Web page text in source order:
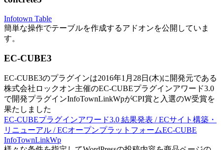
Infotown Table
簡単な操作でテーブルを作成するアドオンを公開していま
す。
EC-CUBE3
EC-CUBE3のプラグインは2016年1月28日(木)に開発元である
株式会社ロックオン主催のEC-CUBEプラグインアワード3.0
で開発プラグインInfoTownLinkWpがCPI賞と入選のW受賞を
果たしました
EC-CUBEプラグインアワード3.0 結果発表 / ECサイト構築・
リニューアル / ECオープンプラットフォームEC-CUBE
InfoTownLinkWp